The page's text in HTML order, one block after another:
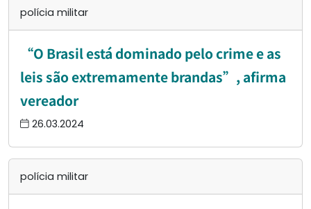
polícia militar
“O Brasil está dominado pelo crime e as
leis são extremamente brandas”, afirma
vereador
26.03.2024
polícia militar